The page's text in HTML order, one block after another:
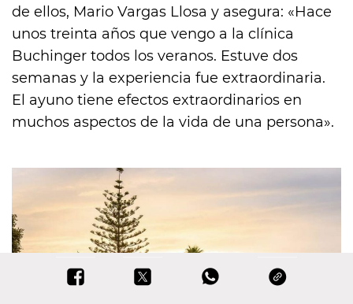
de ellos, Mario Vargas Llosa y asegura: «Hace
unos treinta años que vengo a la clínica
Buchinger todos los veranos. Estuve dos
semanas y la experiencia fue extraordinaria.
El ayuno tiene efectos extraordinarios en
muchos aspectos de la vida de una persona».